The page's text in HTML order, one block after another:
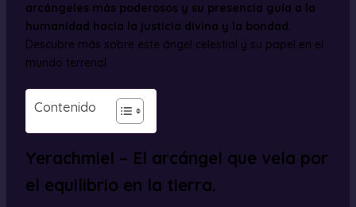
arcángeles más poderosos y su presencia guía a la
humanidad hacia la justicia divina y la bondad.
Descubre más sobre este ángel celestial y su papel en el
mundo terrenal.
Contenido
Yerachmiel – El arcángel que vela por
el equilibrio en la tierra.